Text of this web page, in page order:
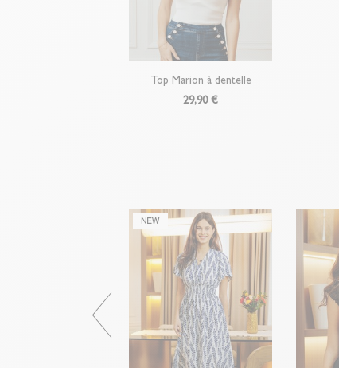
Top Marion à dentelle
29,90 €